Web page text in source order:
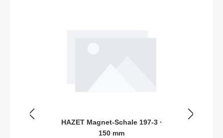
HAZET Magnet-Schale 197-3 ·
150 mm